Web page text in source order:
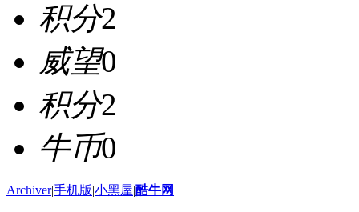
积分2
威望0
积分2
牛币0
Archiver|手机版|小黑屋|酷牛网